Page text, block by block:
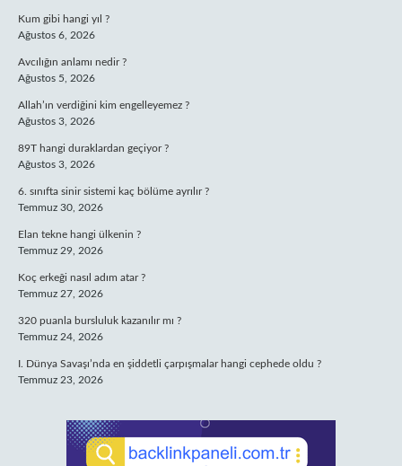
Kum gibi hangi yıl ?
Ağustos 6, 2026
Avcılığın anlamı nedir ?
Ağustos 5, 2026
Allah’ın verdiğini kim engelleyemez ?
Ağustos 3, 2026
89T hangi duraklardan geçiyor ?
Ağustos 3, 2026
6. sınıfta sinir sistemi kaç bölüme ayrılır ?
Temmuz 30, 2026
Elan tekne hangi ülkenin ?
Temmuz 29, 2026
Koç erkeği nasıl adım atar ?
Temmuz 27, 2026
320 puanla bursluluk kazanılır mı ?
Temmuz 24, 2026
I. Dünya Savaşı’nda en şiddetli çarpışmalar hangi cephede oldu ?
Temmuz 23, 2026